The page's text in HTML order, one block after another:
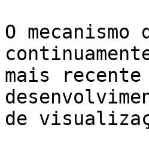
O
mais recente
de